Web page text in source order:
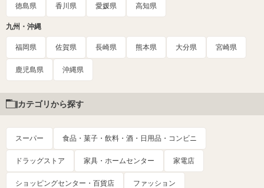
徳島県 香川県 愛媛県 高知県
九州・沖縄
福岡県 佐賀県 長崎県 熊本県 大分県 宮崎県
鹿児島県 沖縄県
カテゴリから探す
スーパー 食品・菓子・飲料・酒・日用品・コンビニ
ドラッグストア 家具・ホームセンター 家電店
ショッピングセンター・百貨店 ファッション